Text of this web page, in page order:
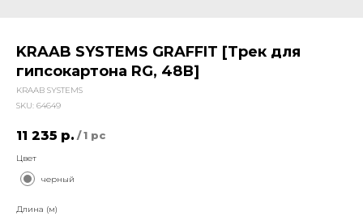
KRAAB SYSTEMS GRAFFIT [Трек для
гипсокартона RG, 48В]
KRAAB SYSTEMS
SKU: 64649
11 235 р. / 1 pc
Цвет
черный
Длина (м)